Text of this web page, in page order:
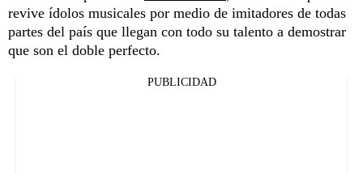
revive ídolos musicales por medio de imitadores de todas
partes del país que llegan con todo su talento a demostrar
que son el doble perfecto.
PUBLICIDAD